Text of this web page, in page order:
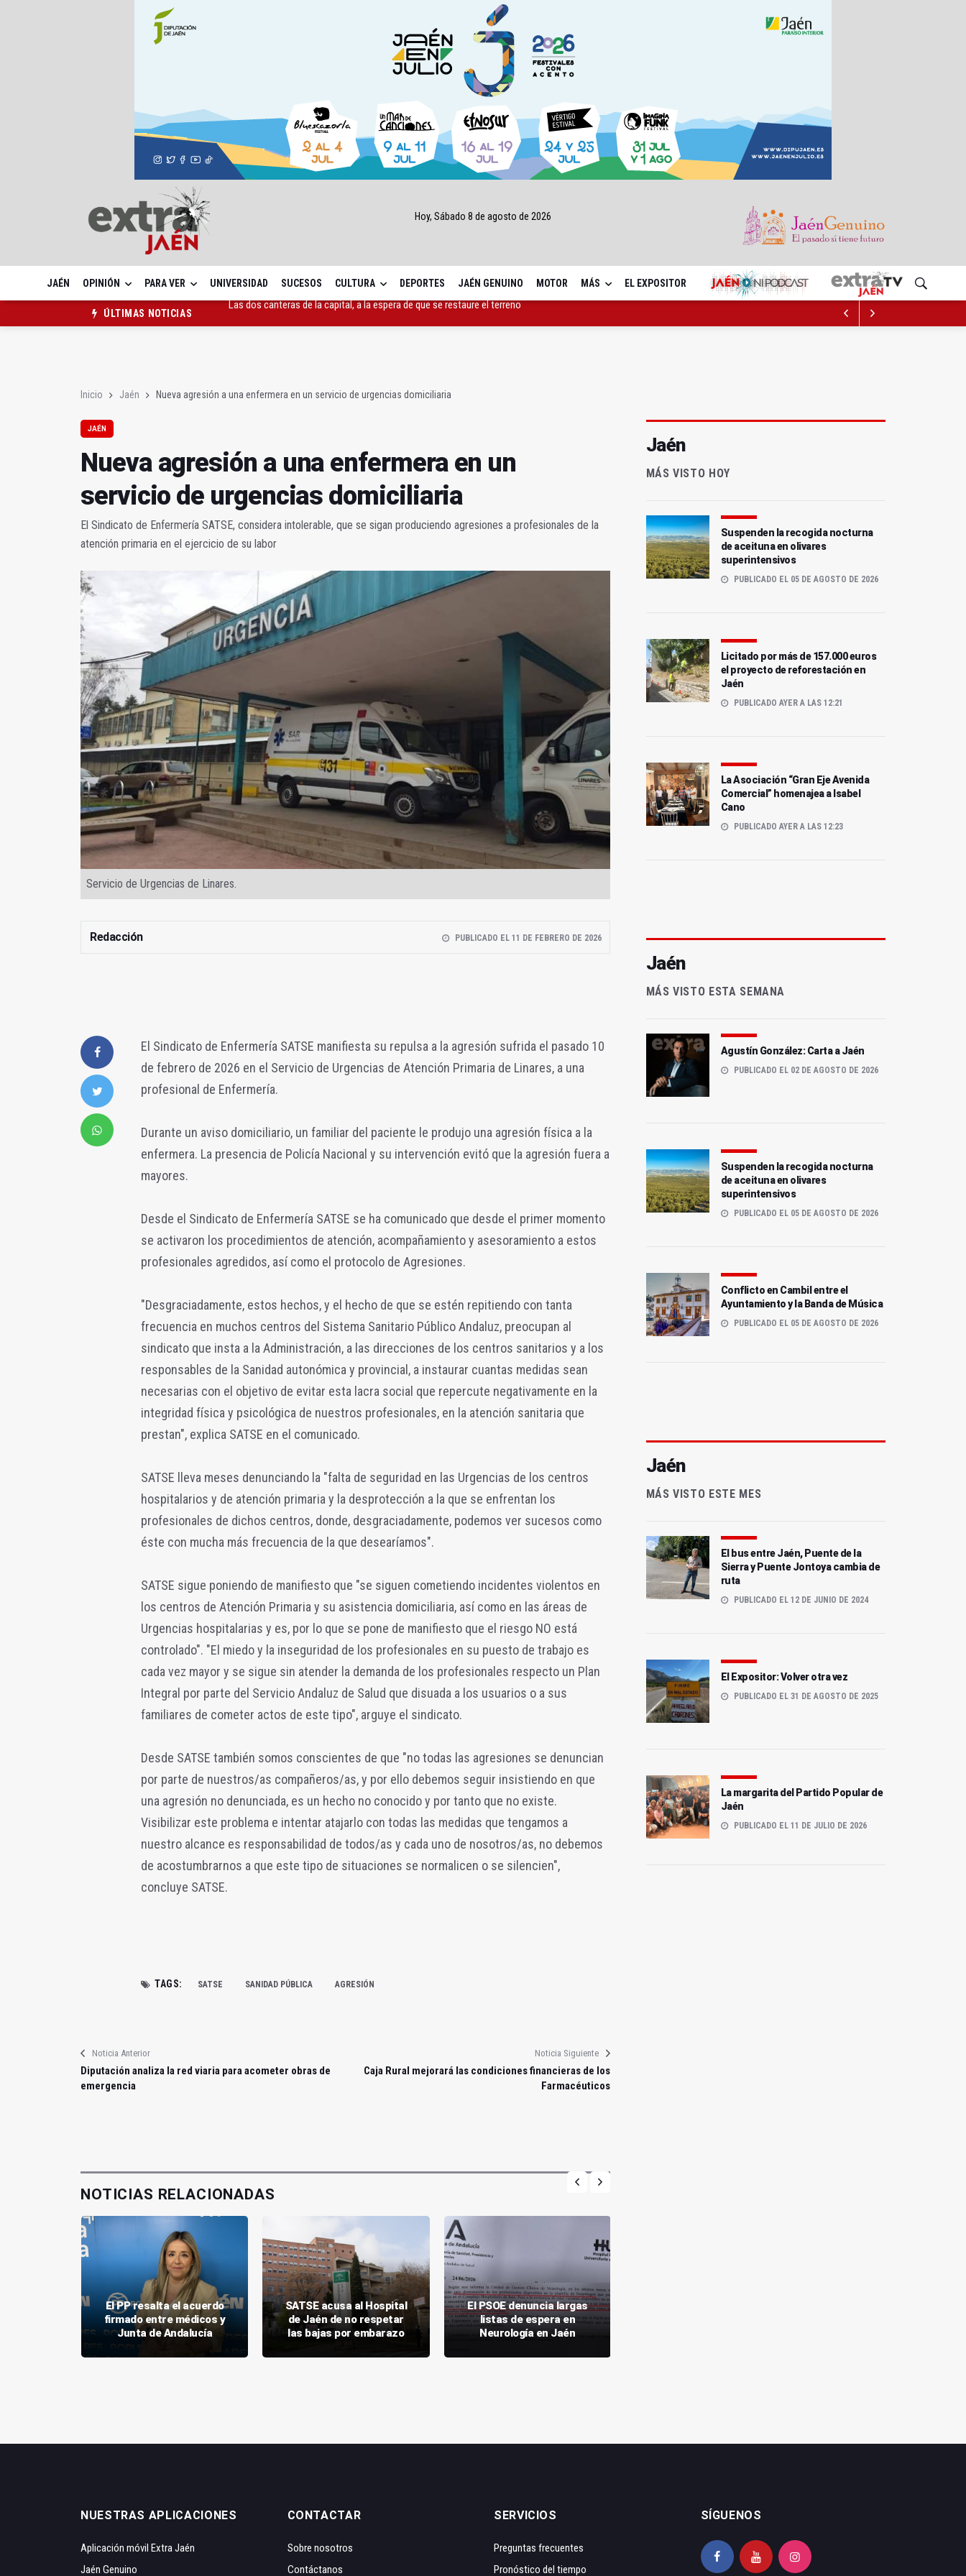
Hoy, Sábado 8 de agosto de 2026
JAÉN OPINIÓN PARA VER UNIVERSIDAD SUCESOS CULTURA DEPORTES JAÉN GENUINO MOTOR MÁS EL EXPOSITOR
ÚLTIMAS NOTICIAS
La Guardia Civil reforzará la seguridad el 12 de agosto por el eclipse
Inicio Jaén Nueva agresión a una enfermera en un servicio de urgencias domiciliaria
JAÉN
Nueva agresión a una enfermera en un
servicio de urgencias domiciliaria
El Sindicato de Enfermería SATSE, considera intolerable, que se sigan produciendo agresiones a profesionales de la
atención primaria en el ejercicio de su labor
Servicio de Urgencias de Linares.
Redacción PUBLICADO EL 11 DE FEBRERO DE 2026
El Sindicato de Enfermería SATSE manifiesta su repulsa a la agresión sufrida el pasado 10
de febrero de 2026 en el Servicio de Urgencias de Atención Primaria de Linares, a una
profesional de Enfermería.
Durante un aviso domiciliario, un familiar del paciente le produjo una agresión física a la
enfermera. La presencia de Policía Nacional y su intervención evitó que la agresión fuera a
mayores.
Desde el Sindicato de Enfermería SATSE se ha comunicado que desde el primer momento
se activaron los procedimientos de atención, acompañamiento y asesoramiento a estos
profesionales agredidos, así como el protocolo de Agresiones.
"Desgraciadamente, estos hechos, y el hecho de que se estén repitiendo con tanta
frecuencia en muchos centros del Sistema Sanitario Público Andaluz, preocupan al
sindicato que insta a la Administración, a las direcciones de los centros sanitarios y a los
responsables de la Sanidad autonómica y provincial, a instaurar cuantas medidas sean
necesarias con el objetivo de evitar esta lacra social que repercute negativamente en la
integridad física y psicológica de nuestros profesionales, en la atención sanitaria que
prestan", explica SATSE en el comunicado.
SATSE lleva meses denunciando la "falta de seguridad en las Urgencias de los centros
hospitalarios y de atención primaria y la desprotección a la que se enfrentan los
profesionales de dichos centros, donde, desgraciadamente, podemos ver sucesos como
éste con mucha más frecuencia de la que desearíamos".
SATSE sigue poniendo de manifiesto que "se siguen cometiendo incidentes violentos en
los centros de Atención Primaria y su asistencia domiciliaria, así como en las áreas de
Urgencias hospitalarias y es, por lo que se pone de manifiesto que el riesgo NO está
controlado". "El miedo y la inseguridad de los profesionales en su puesto de trabajo es
cada vez mayor y se sigue sin atender la demanda de los profesionales respecto un Plan
Integral por parte del Servicio Andaluz de Salud que disuada a los usuarios o a sus
familiares de cometer actos de este tipo", arguye el sindicato.
Desde SATSE también somos conscientes de que "no todas las agresiones se denuncian
por parte de nuestros/as compañeros/as, y por ello debemos seguir insistiendo en que
una agresión no denunciada, es un hecho no conocido y por tanto que no existe.
Visibilizar este problema e intentar atajarlo con todas las medidas que tengamos a
nuestro alcance es responsabilidad de todos/as y cada uno de nosotros/as, no debemos
de acostumbrarnos a que este tipo de situaciones se normalicen o se silencien",
concluye SATSE.
TAGS: SATSE SANIDAD PÚBLICA AGRESIÓN
Noticia Anterior
Diputación analiza la red viaria para acometer obras de
emergencia
Noticia Siguiente
Caja Rural mejorará las condiciones financieras de los
Farmacéuticos
NOTICIAS RELACIONADAS
El PP resalta el acuerdo
firmado entre médicos y
Junta de Andalucía
SATSE acusa al Hospital
de Jaén de no respetar
las bajas por embarazo
El PSOE denuncia largas
listas de espera en
Neurología en Jaén
Jaén
MÁS VISTO HOY
Suspenden la recogida nocturna
de aceituna en olivares
superintensivos
PUBLICADO EL 05 DE AGOSTO DE 2026
Licitado por más de 157.000 euros
el proyecto de reforestación en
Jaén
PUBLICADO AYER A LAS 12:21
La Asociación “Gran Eje Avenida
Comercial” homenajea a Isabel
Cano
PUBLICADO AYER A LAS 12:23
Jaén
MÁS VISTO ESTA SEMANA
Agustín González: Carta a Jaén
PUBLICADO EL 02 DE AGOSTO DE 2026
Suspenden la recogida nocturna
de aceituna en olivares
superintensivos
PUBLICADO EL 05 DE AGOSTO DE 2026
Conflicto en Cambil entre el
Ayuntamiento y la Banda de Música
PUBLICADO EL 05 DE AGOSTO DE 2026
Jaén
MÁS VISTO ESTE MES
El bus entre Jaén, Puente de la
Sierra y Puente Jontoya cambia de
ruta
PUBLICADO EL 12 DE JUNIO DE 2024
El Expositor: Volver otra vez
PUBLICADO EL 31 DE AGOSTO DE 2025
La margarita del Partido Popular de
Jaén
PUBLICADO EL 11 DE JULIO DE 2026
NUESTRAS APLICACIONES
Aplicación móvil Extra Jaén
Jaén Genuino
CONTACTAR
Sobre nosotros
Contáctanos
SERVICIOS
Preguntas frecuentes
Pronóstico del tiempo
SÍGUENOS